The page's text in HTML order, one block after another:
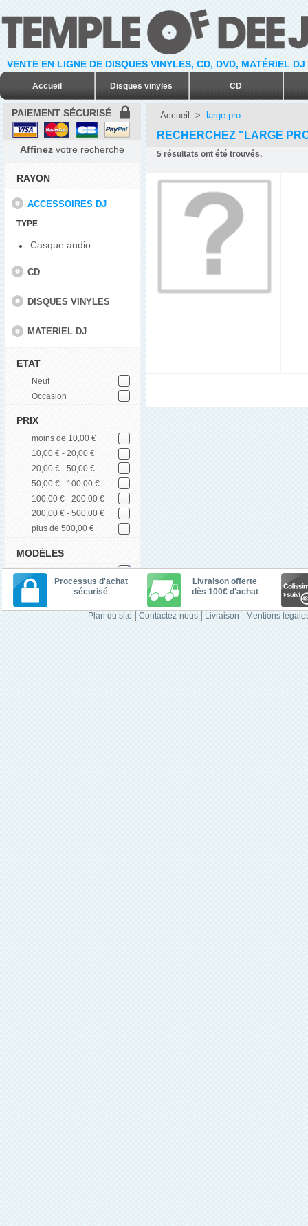
VENTE EN LIGNE DE DISQUES VINYLES, CD, DVD, MATÉRIEL
Accueil Disques vinyles CD
PAIEMENT SÉCURISÉ
Affinez votre recherche
RAYON
ACCESSOIRES DJ
TYPE
Casque audio
CD
DISQUES VINYLES
MATERIEL DJ
ETAT
Neuf
Occasion
PRIX
moins de 10,00 €
10,00 € - 20,00 €
20,00 € - 50,00 €
50,00 € - 100,00 €
100,00 € - 200,00 €
200,00 € - 500,00 €
plus de 500,00 €
MODÈLES
Accueil > large pro
RECHERCHEZ "LARGE
5 résultats ont été trouvés.
Processus d'achat
sécurisé
Livraison offerte
dès 100€ d'achat
Plan du site Contactez-nous Livraison Mentions